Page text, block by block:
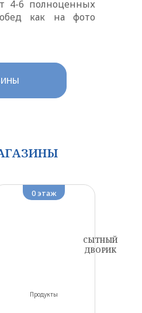
4-6 полноценных
как на фото
0 этаж
СЫТНЫЙ
ДВОРИК
Продукты